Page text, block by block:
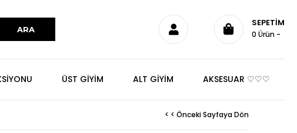
SEPETIM
0 Ürün
ÜST GİYİM ALT GİYİM AKSESUAR ♡♡♡
< < Önceki Sayfaya Dön